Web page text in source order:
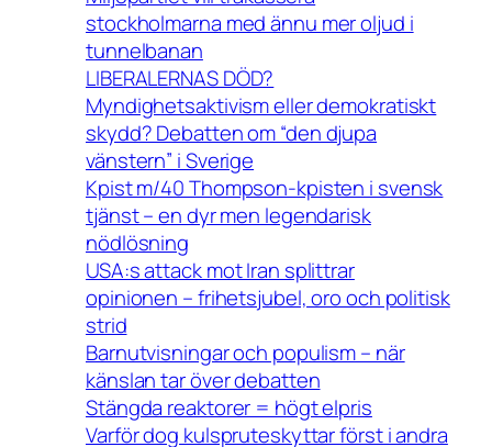
stockholmarna med ännu mer oljud i
tunnelbanan
LIBERALERNAS DÖD?
Myndighetsaktivism eller demokratiskt
skydd? Debatten om “den djupa
vänstern” i Sverige
Kpist m/40 Thompson-kpisten i svensk
tjänst – en dyr men legendarisk
nödlösning
USA:s attack mot Iran splittrar
opinionen – frihetsjubel, oro och politisk
strid
Barnutvisningar och populism – när
känslan tar över debatten
Stängda reaktorer = högt elpris
Varför dog kulspruteskyttar först i andra